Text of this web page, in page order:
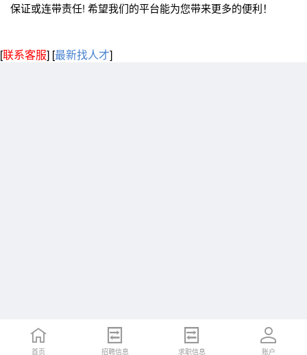
保证或连带责任! 希望我们的平台能为您带来更多的便利！
[联系客服] [最新找人才]
首页 招聘信息 求职信息 账户